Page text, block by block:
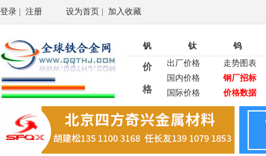
登录 注册 设为首页 加入收藏
钒 钛 钨
价
格
出厂价格
走势图表
国内价格
钢厂招标
国际价格
价格数据